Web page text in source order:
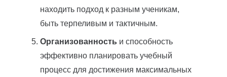
находить подход к разным ученикам,
быть терпеливым и тактичным.
Организованность и способность
эффективно планировать учебный
процесс для достижения максимальных